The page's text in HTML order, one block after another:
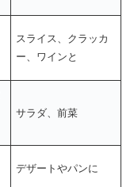
スライス、クラッカ
ー、ワインと
サラダ、前菜
デザートやパンに